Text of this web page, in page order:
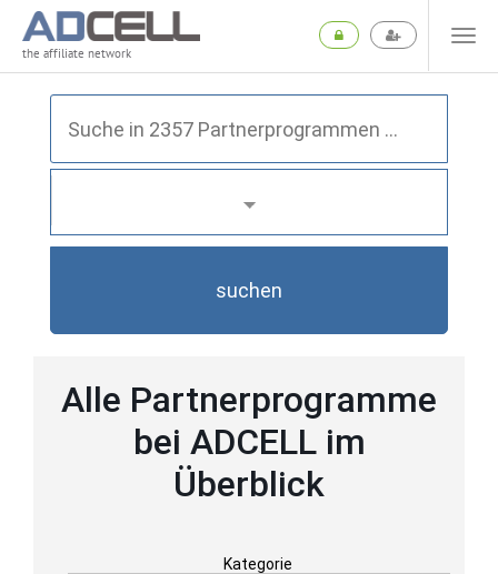
the affiliate network
suchen
Alle Partnerprogramme
bei ADCELL im
Überblick
Kategorie